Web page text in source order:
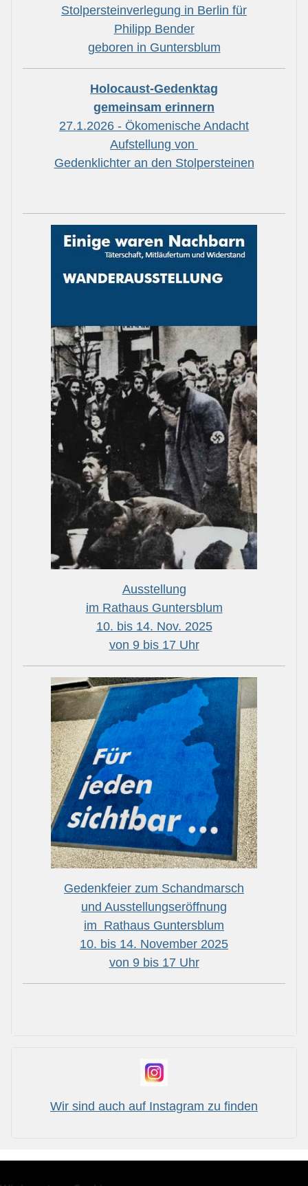
Stolpersteinverlegung in Berlin für
Philipp Bender
geboren in Guntersblum
Holocaust-Gedenktag
gemeinsam erinnern
27.1.2026 - Ökomenische Andacht
Aufstellung von
Gedenklichter an den Stolpersteinen
Ausstellung
im Rathaus Guntersblum
10. bis 14. Nov. 2025
von 9 bis 17 Uhr
Gedenkfeier zum Schandmarsch
und Ausstellungseröffnung
im Rathaus Guntersblum
10. bis 14. November 2025
von 9 bis 17 Uhr
Wir sind auch auf Instagram zu finden